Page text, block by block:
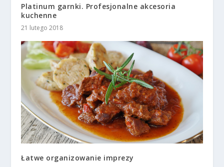
Platinum garnki. Profesjonalne akcesoria
kuchenne
21 lutego 2018
Łatwe organizowanie imprezy